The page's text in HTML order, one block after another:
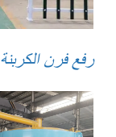
رفع فرن الكربنة